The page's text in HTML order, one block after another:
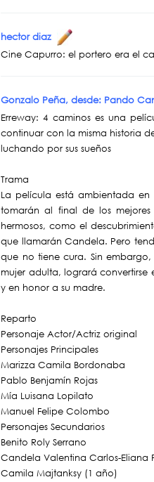
hector diaz
Cine Capurro: el portero era el
Gonzalo Peña, desde: Pando
Erreway: 4 caminos es una
continuar con la misma historia
luchando por sus sueños
Trama
La película está ambientada en
tomarán al final de los
hermosos, como el
que llamarán Candela. Pero
que no tiene cura. Sin
mujer adulta, logrará
y en honor a su madre.
Reparto
Personaje Actor/Actriz original
Personajes Principales
Marizza Camila Bordonaba
Pablo Benjamín Rojas
Mía Luisana Lopilato
Manuel Felipe Colombo
Personajes Secundarios
Benito Roly Serrano
Candela Valentina Carlos-Eliana
Camila Majtanksy (1 año)